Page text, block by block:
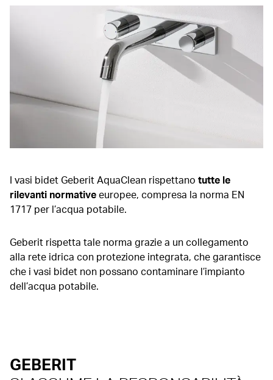
I vasi bidet Geberit AquaClean rispettano tutte le
rilevanti normativeeuropee, compresa la norma EN
1717 per l’acqua potabile.
Geberit rispetta tale norma grazie a un collegamento
alla rete idrica con protezione integrata, che garantisce
che i vasi bidet non possano contaminare l’impianto
dell’acqua potabile.
GEBERIT